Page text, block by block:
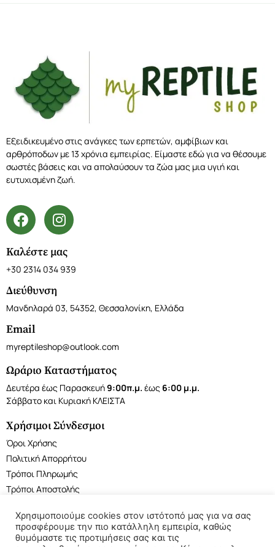
Εξειδικευμένο στις ανάγκες των ερπετών, αμφίβιων και
αρθρόποδων με 13 χρόνια εμπειρίας. Είμαστε εδώ για να θέσουμε
σωστές βάσεις και να απολαύσουν τα ζώα μας μια υγιή και
ευτυχισμένη ζωή.
Καλέστε μας
+30 2314 034 939
Διεύθυνση
Μανδηλαρά 03, 54352, Θεσσαλονίκη, Ελλάδα
Email
myreptileshop@outlook.com
Ωράριο Καταστήματος
Δευτέρα έως Παρασκευή9:00π.μ. έως 6:00 μ.μ.
Σάββατο και Κυριακή ΚΛΕΙΣΤΑ
Χρήσιμοι Σύνδεσμοι
Όροι Χρήσης
Πολιτική Απορρήτου
Τρόποι Πληρωμής
Τρόποι Αποστολής
Χρησιμοποιούμε cookies στον ιστότοπό μας για να σας
προσφέρουμε την πιο κατάλληλη εμπειρία, καθώς
θυμόμαστε τις προτιμήσεις σας και τις